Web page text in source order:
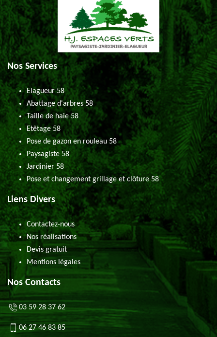
Nos Services
Elagueur 58
Abattage d'arbres 58
Taille de haie 58
Etêtage 58
Pose de gazon en rouleau 58
Paysagiste 58
Jardinier 58
Pose et changement grillage et clôture 58
Liens Divers
Contactez-nous
Nos réalisations
Devis gratuit
Mentions légales
Nos Contacts
03 59 28 37 62
06 27 46 83 85